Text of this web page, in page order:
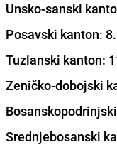
Unsko-sanski
Posavski kanton:
Tuzlanski kanton:
Zeničko-dobojski
Srednjebosanski